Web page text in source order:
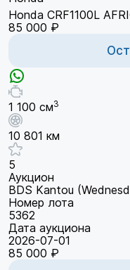
Honda CRF1100L
85 000 ₽
1 100 см3
10 801 км
5
Аукцион
BDS Kantou
Номер лота
5362
Дата аукциона
2026-07-01
85 000 ₽